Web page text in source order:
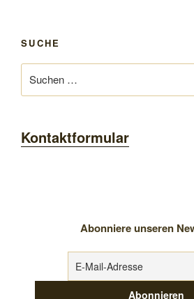
SUCHE
nach:
Kontaktformular
Abonniere unseren